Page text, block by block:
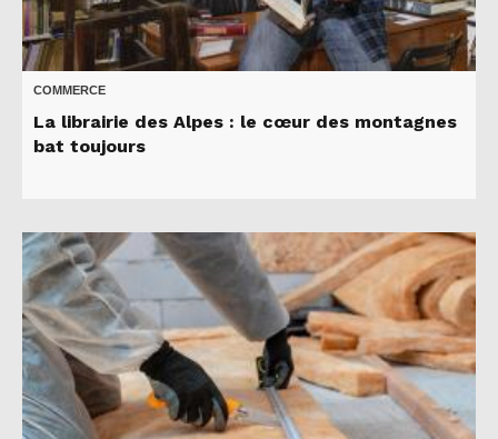
COMMERCE
La librairie des Alpes : le cœur des montagnes
bat toujours